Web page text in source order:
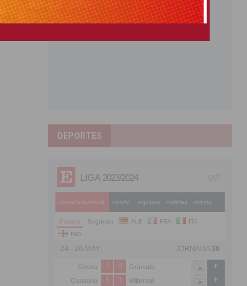
DEPORTES